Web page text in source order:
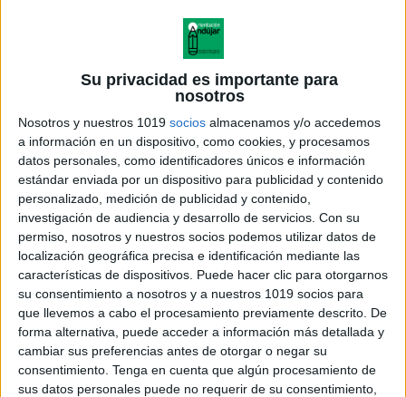
Su privacidad es importante para
nosotros
Nosotros y nuestros 1019 socios almacenamos y/o accedemos
a información en un dispositivo, como cookies, y procesamos
datos personales, como identificadores únicos e información
estándar enviada por un dispositivo para publicidad y contenido
personalizado, medición de publicidad y contenido,
investigación de audiencia y desarrollo de servicios. Con su
permiso, nosotros y nuestros socios podemos utilizar datos de
localización geográfica precisa e identificación mediante las
características de dispositivos. Puede hacer clic para otorgarnos
su consentimiento a nosotros y a nuestros 1019 socios para
que llevemos a cabo el procesamiento previamente descrito. De
forma alternativa, puede acceder a información más detallada y
cambiar sus preferencias antes de otorgar o negar su
consentimiento. Tenga en cuenta que algún procesamiento de
sus datos personales puede no requerir de su consentimiento,